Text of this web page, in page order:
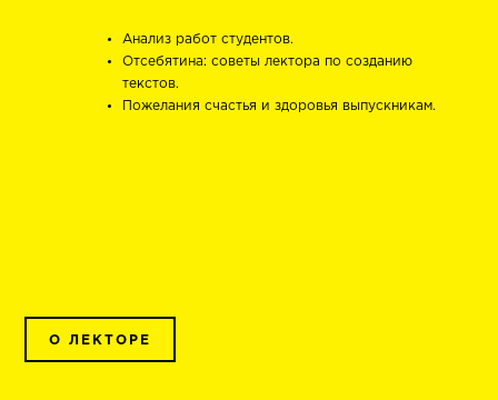
Анализ работ студентов.
Отсебятина: советы лектора по созданию
текстов.
Пожелания счастья и здоровья выпускникам.
О ЛЕКТОРЕ